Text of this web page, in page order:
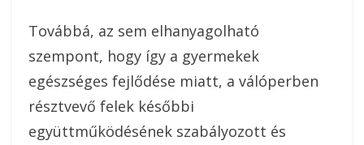
Továbbá, az sem elhanyagolható
szempont, hogy így a gyermekek
egészséges fejlődése miatt, a válóperben
résztvevő felek későbbi
együttműködésének szabályozott és